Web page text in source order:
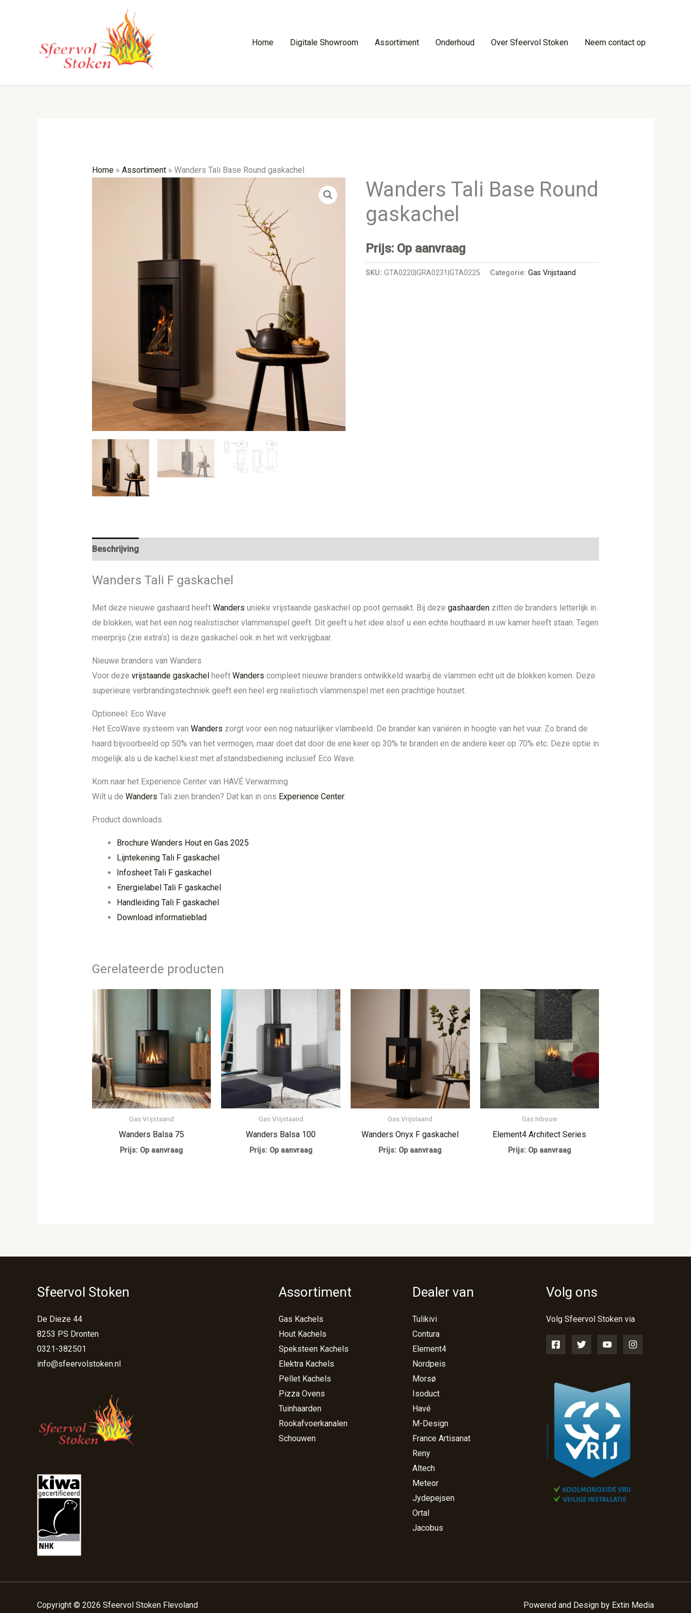
Home Digitale Showroom Assortiment Onderhoud Over Sfeervol Stoken Neem contact op
Home» Assortiment» Wanders Tali Base Round gaskachel
Wanders Tali Base Round
gaskachel
Prijs: Op aanvraag
SKU:GTA0220|GRA0231|GTA0225 Categorie:Gas Vrijstaand
Beschrijving
Wanders Tali F gaskachel
Met deze nieuwe gashaard heeft Wanders unieke vrijstaande gaskachel op poot gemaakt. Bij deze gashaardenzitten de branders letterlijk in
de blokken, wat het een nog realistischer vlammenspel geeft. Dit geeft u het idee alsof u een echte houthaard in uw kamer heeft staan. Tegen
meerprijs (zie extra’s) is deze gaskachel ook in het wit verkrijgbaar.
Nieuwe branders van Wanders
Voor deze vrijstaande gaskachel heeft Wanders compleet nieuwe branders ontwikkeld waarbij de vlammen echt uit de blokken komen. Deze
superieure verbrandingstechniek geeft een heel erg realistisch vlammenspel met een prachtige houtset.
Optioneel: Eco Wave
Het EcoWave systeem van Wanders zorgt voor een nog natuurlijker vlambeeld. De brander kan variëren in hoogte van het vuur. Zo brand de
haard bijvoorbeeld op 50% van het vermogen, maar doet dat door de ene keer op 30% te branden en de andere keer op 70% etc. Deze optie in
mogelijk als u de kachel kiest met afstandsbediening inclusief Eco Wave.
Kom naar het Experience Center van HAVÉ Verwarming
Wilt u de Wanders Tali zien branden? Dat kan in ons Experience Center.
Product downloads
Brochure Wanders Hout en Gas 2025
Lijntekening Tali F gaskachel
Infosheet Tali F gaskachel
Energielabel Tali F gaskachel
Handleiding Tali F gaskachel
Download informatieblad
Gerelateerde producten
Gas Vrijstaand
Wanders Balsa 75
Prijs: Op aanvraag
Gas Vrijstaand
Wanders Balsa 100
Prijs: Op aanvraag
Gas Vrijstaand
Wanders Onyx F gaskachel
Prijs: Op aanvraag
Gas Inbouw
Element4 Architect Series
Prijs: Op aanvraag
Sfeervol Stoken
De Dieze 44
8253 PS Dronten
0321-382501
info@sfeervolstoken.nl
Assortiment
Gas Kachels
Hout Kachels
Speksteen Kachels
Elektra Kachels
Pellet Kachels
Pizza Ovens
Tuinhaarden
Rookafvoerkanalen
Schouwen
Dealer van
Tulikivi
Contura
Element4
Nordpeis
Morsø
Isoduct
Havé
M-Design
France Artisanat
Reny
Altech
Meteor
Jydepejsen
Ortal
Jacobus
Volg ons
Volg Sfeervol Stoken via
Copyright © 2026 Sfeervol Stoken Flevoland Powered and Design by Extin Media